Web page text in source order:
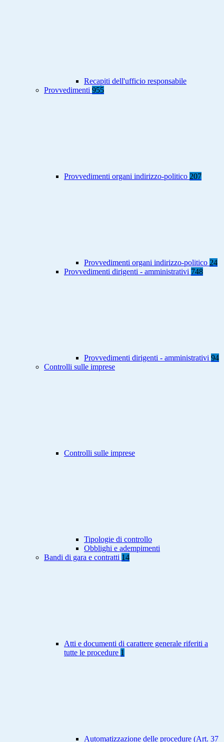
Recapiti dell'ufficio responsabile
Provvedimenti 955
Provvedimenti organi indirizzo-politico 207
Provvedimenti organi indirizzo-politico 24
Provvedimenti dirigenti - amministrativi 748
Provvedimenti dirigenti - amministrativi 94
Controlli sulle imprese
Controlli sulle imprese
Tipologie di controllo
Obblighi e adempimenti
Bandi di gara e contratti 14
Atti e documenti di carattere generale riferiti a
tutte le procedure 1
Automatizzazione delle procedure (Art. 37